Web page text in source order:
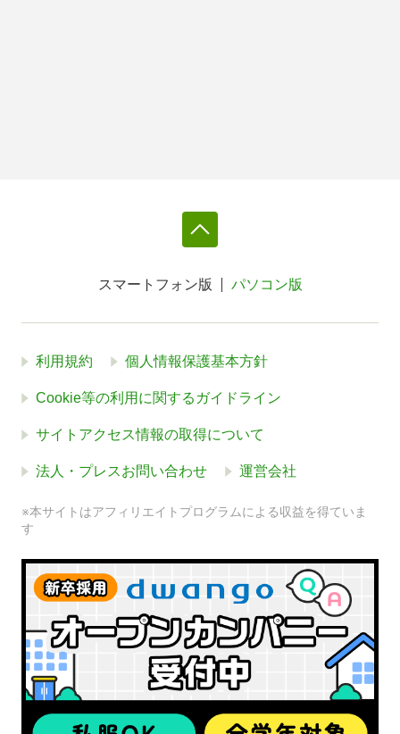
スマートフォン版 パソコン版
利用規約 個人情報保護基本方針
Cookie等の利用に関するガイドライン
サイトアクセス情報の取得について
法人・プレスお問い合わせ 運営会社
※本サイトはアフィリエイトプログラムによる収益を得ていま
す